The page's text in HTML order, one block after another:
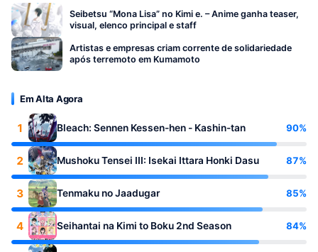
Seibetsu “Mona Lisa” no Kimi e. – Anime ganha teaser,
visual, elenco principal e staff
Artistas e empresas criam corrente de solidariedade
após terremoto em Kumamoto
Em Alta Agora
1 Bleach: Sennen Kessen-hen - Kashin-tan 90%
2 Mushoku Tensei III: Isekai Ittara Honki Dasu 87%
3 Tenmaku no Jaadugar 85%
4 Seihantai na Kimi to Boku 2nd Season 84%